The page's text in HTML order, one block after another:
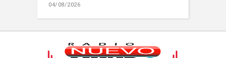
04/08/2026